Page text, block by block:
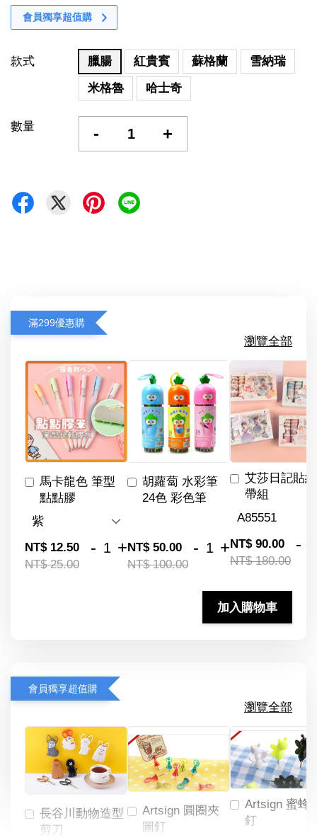
會員獨享超值購
款式 臘腸 紅貴賓 蘇格蘭
雪納瑞
米格魯
哈士奇
數量 - +
滿299優惠購
瀏覽全部
馬卡龍色 筆型
點點膠
NT$ 12.50
NT$ 25.00
- +
胡蘿蔔 水彩筆
24色 彩色筆
NT$ 50.00
NT$ 100.00
- +
艾莎日記貼
帶組
NT$ 90.00
NT$ 180.00
-
加入購物車
會員獨享超值購
瀏覽全部
長谷川動物造型
剪刀
Artsign 圓圈夾
圖釘
Artsign 蜜蜂
釘